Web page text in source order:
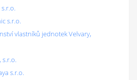
s.r.o.
s.r.o.
vlastníků jednotek Velvary,
s.r.o.
s.r.o.